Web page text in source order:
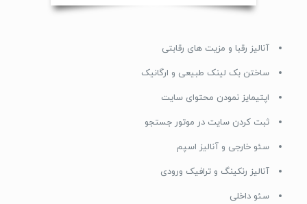
آنالیز رقبا و مزیت های رقابتی
ساختن بک لینک طبیعی و ارگانیک
اپتیمایز نمودن محتوای سایت
ثبت کردن سایت در موتور جستجو
سئو خارجی و آنالیز اسپم
آنالیز رنکینگ و ترافیک ورودی
سئو داخلی